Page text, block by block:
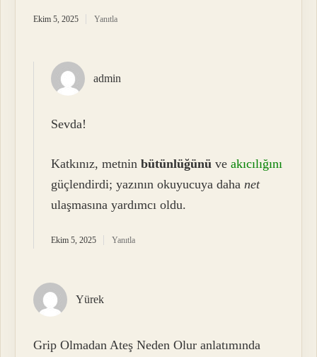
Ekim 5, 2025 Yanıtla
admin
Sevda!
Katkınız, metninbütünlüğünü veakıcılığını
güçlendirdi; yazının okuyucuya daha net
ulaşmasına yardımcı oldu.
Ekim 5, 2025 Yanıtla
Yürek
Grip Olmadan Ateş Neden Olur anlatımında